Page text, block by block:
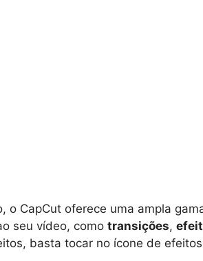
o CapCut oferece uma ampla
seu vídeo, como transições,
basta tocar no ícone de